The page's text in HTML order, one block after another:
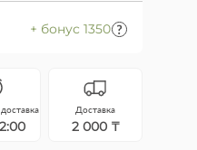
+ бонус 1350
Доставка
2 000 ₸